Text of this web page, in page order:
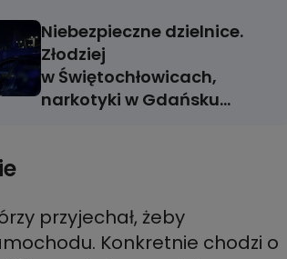
Niebezpieczne dzielnice.
Złodziej
w Świętochłowicach,
narkotyki w Gdańsku
przyjechał, żeby
Konkretnie chodzi o